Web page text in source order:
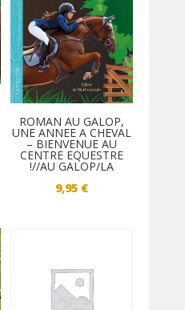
ROMAN AU GALOP,
UNE ANNEE A CHEVAL
– BIENVENUE AU
CENTRE EQUESTRE
!//AU GALOP/LA
9,95 €